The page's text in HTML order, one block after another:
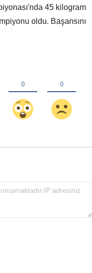
45 kilogram
oldu. Başarısını